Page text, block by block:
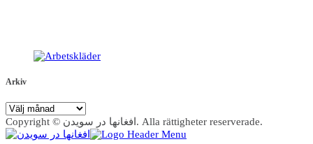
Arkiv
Arkiv
Copyright © افغانها در سویدن. Alla rättigheter reserverade.